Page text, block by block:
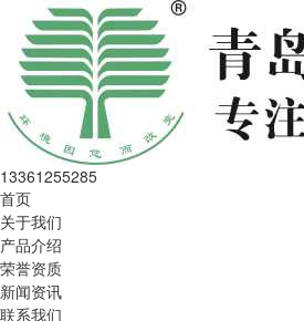
13361255285
首页
关于我们
产品介绍
荣誉资质
新闻资讯
联系我们